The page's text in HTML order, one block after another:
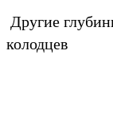
Другие
колодцев